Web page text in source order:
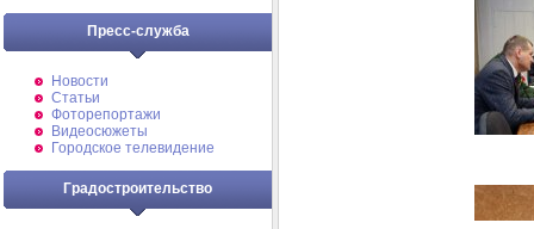
Пресс-служба
Новости
Статьи
Фоторепортажи
Видеосюжеты
Городское телевидение
Градостроительство